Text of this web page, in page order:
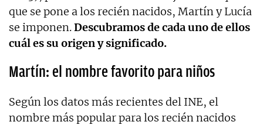
que se pone a los recién nacidos, Martín y Lucía
se imponen.Descubramos de cada uno de ellos
cuál es su origen y significado.
Martín: el nombre favorito para niños
Según los datos más recientes del INE, el
nombre más popular para los recién nacidos